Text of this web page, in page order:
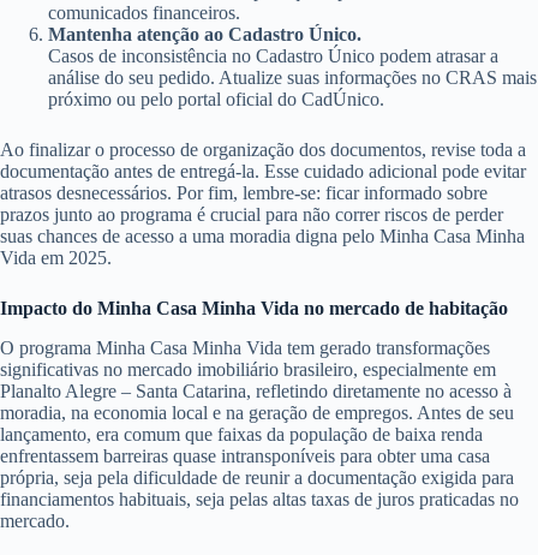
comunicados financeiros.
Mantenha atenção ao Cadastro Único.
Casos de inconsistência no Cadastro Único podem atrasar a
análise do seu pedido. Atualize suas informações no CRAS mais
próximo ou pelo portal oficial do CadÚnico.
Ao finalizar o processo de organização dos documentos, revise toda a
documentação antes de entregá-la. Esse cuidado adicional pode evitar
atrasos desnecessários. Por fim, lembre-se: ficar informado sobre
prazos junto ao programa é crucial para não correr riscos de perder
suas chances de acesso a uma moradia digna pelo Minha Casa Minha
Vida em 2025.
Impacto do Minha Casa Minha Vida no mercado de habitação
O programa Minha Casa Minha Vida tem gerado transformações
significativas no mercado imobiliário brasileiro, especialmente em
Planalto Alegre – Santa Catarina, refletindo diretamente no acesso à
moradia, na economia local e na geração de empregos. Antes de seu
lançamento, era comum que faixas da população de baixa renda
enfrentassem barreiras quase intransponíveis para obter uma casa
própria, seja pela dificuldade de reunir a documentação exigida para
financiamentos habituais, seja pelas altas taxas de juros praticadas no
mercado.